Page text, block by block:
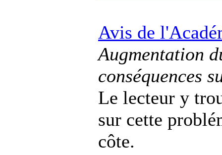
Avis de
Augmentation
conséquences
Le lecteur y
sur cette
côte.